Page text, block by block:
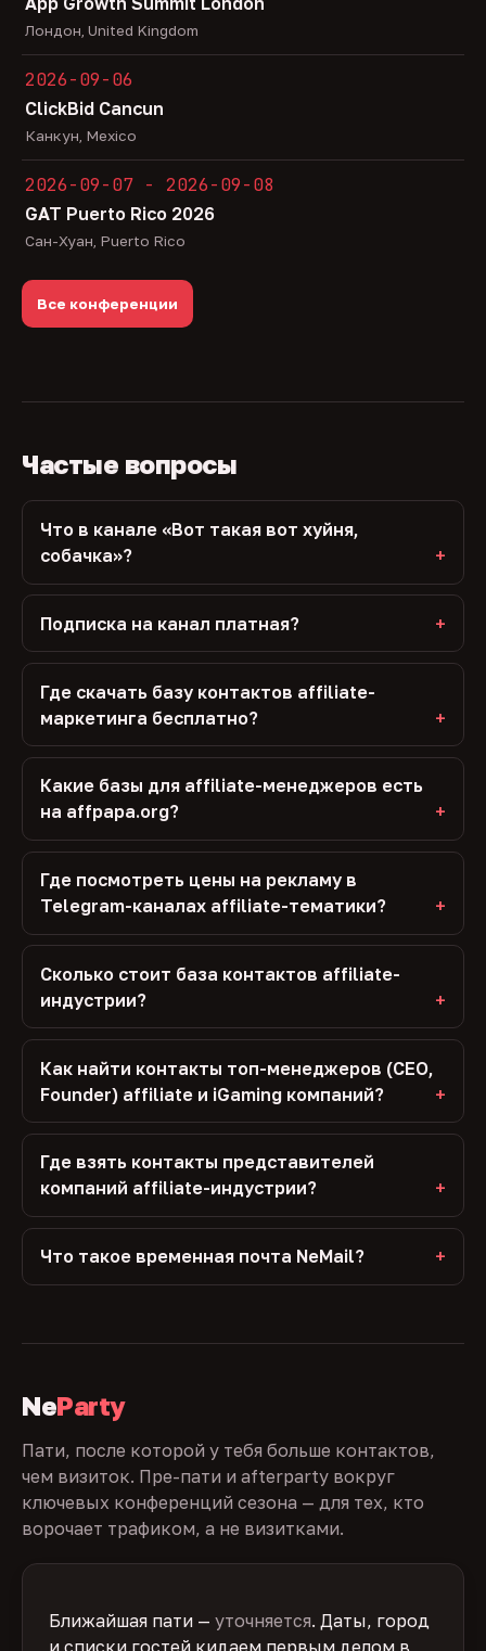
Лондон, United Kingdom
2026-09-06
ClickBid Cancun
Канкун, Mexico
2026-09-07 - 2026-09-08
GAT Puerto Rico 2026
Сан-Хуан, Puerto Rico
Все конференции
Частые вопросы
Что в канале «Вот такая вот хуйня,
собачка»?
Подписка на канал платная?
Где скачать базу контактов affiliate-
маркетинга бесплатно?
Какие базы для affiliate-менеджеров есть
на affpapa.org?
Где посмотреть цены на рекламу в
Telegram-каналах affiliate-тематики?
Сколько стоит база контактов affiliate-
индустрии?
Как найти контакты топ-менеджеров (CEO,
Founder) affiliate и iGaming компаний?
Где взять контакты представителей
компаний affiliate-индустрии?
Что такое временная почта NeMail?
NeParty
Пати, после которой у тебя больше контактов,
чем визиток. Пре-пати и afterparty вокруг
ключевых конференций сезона — для тех, кто
ворочает трафиком, а не визитками.
Ближайшая пати — уточняется. Даты, город